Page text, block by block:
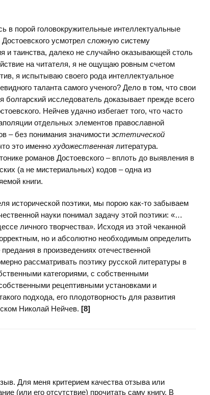
в порой головокружительные интеллектуальные
усмотрел сложную систему
и таинства, далеко не случайно оказывающей столь
на читателя, я не ощущаю ровным счетом
я испытываю своего рода интеллектуальное
таланта самого ученого? Дело в том, что свои
исследователь доказывает прежде всего
Нейчев удачно избегает того, что часто
отдельных элементов православной
– без понимания значимости эстетической
это именно художественная литература.
романов Достоевского – вплоть до выявления в
(а не мистериальных) кодов – одна из
книги.
исторической поэтики, мы порою как-то забываем
науки понимал задачу этой поэтики: «…
личного творчества». Исходя из этой чеканной
но и абсолютно необходимым определить
предания в произведениях отечественной
рассматривать поэтику русской литературы в
категориями, с собственными
рецептивными установками и
подхода, его плодотворность для развития
Николай Нейчев. [8]
Для меня критерием качества отзыва или
(или его отсутствие) прочитать саму книгу. В